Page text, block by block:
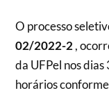
O processo
02/2022-2,
da UFPel nos
horários